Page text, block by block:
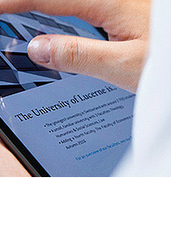
Studierende
Forschende